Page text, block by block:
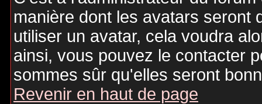
manière dont les avatars seront
utiliser un avatar, cela voudra
ainsi, vous pouvez le contacter
sommes sûr qu'elles seront
Revenir en haut de page